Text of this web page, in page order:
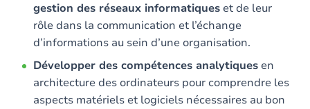
gestion des réseaux informatiques et de leur
rôle dans la communication et l’échange
d’informations au sein d’une organisation.
Développer des compétences analytiques en
architecture des ordinateurs pour comprendre les
aspects matériels et logiciels nécessaires au bon